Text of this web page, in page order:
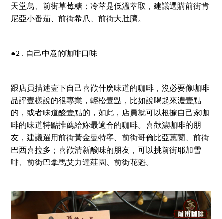
天堂鳥、前街草莓糖；冷萃是低溫萃取，建議選購前街肯
尼亞小番茄、前街希爪、前街大肚臍。
●2 . 自己中意的咖啡口味
跟店員描述壹下自己喜歡什麽味道的咖啡，沒必要像咖啡
品評壹樣說的很專業，輕松壹點，比如說喝起來濃壹點
的，或者味道酸壹點的，如此，店員就可以根據自己家咖
啡的味道特點推薦給妳最適合的咖啡。喜歡濃咖啡的朋
友，建議選用前街黃金曼特寧、前街哥倫比亞蕙蘭、前街
巴西喜拉多；喜歡清新酸味的朋友，可以挑前街耶加雪
啡、前街巴拿馬艾力達莊園、前街花魁。